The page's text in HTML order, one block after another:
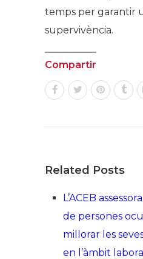
temps per garantir
supervivència.
Compartir
Related Posts
L’ACEB
de persones
millorar les
en l’àmbit laboral